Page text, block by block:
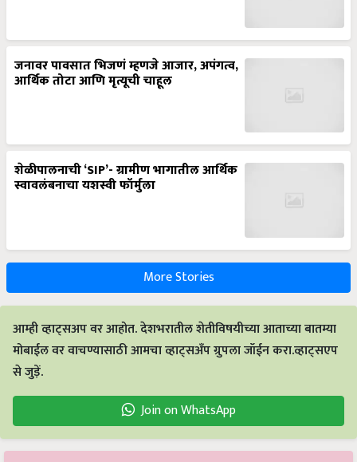
जनावर पावसात भिजणं म्हणजे आजार, अपंगत्व,
आर्थिक तोटा आणि मृत्यूची चाहूल
शेळीपालनाची ‘SIP’- ग्रामीण भागातील आर्थिक
स्वावलंबनाचा यशस्वी फॉर्मुला
More Stories
आम्ही व्हाट्सअप वर आहोत. देशभरातील शेतीविषयीच्या आताच्या बातम्या
मोबाईल वर वाचण्यासाठी आमचा व्हाट्सअँप ग्रुपला जॉईन करा.व्हाट्सएप
से जुड़ें.
Join on WhatsApp